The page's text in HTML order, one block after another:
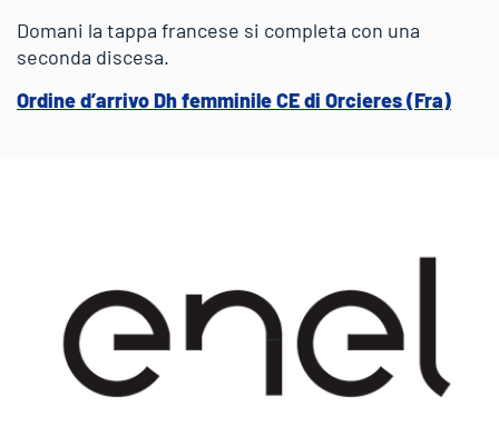
Domani la tappa francese si completa con una
seconda discesa.
Ordine d’arrivo Dh femminile CE di Orcieres (Fra)